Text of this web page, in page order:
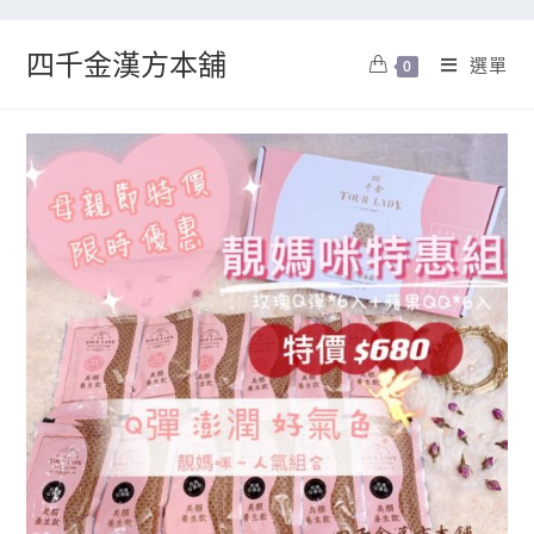
四千金漢方本舖 0 選單